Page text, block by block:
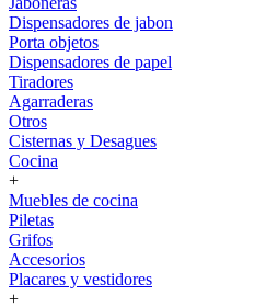
Dispensadores de jabon
Porta objetos
Dispensadores de papel
Tiradores
Agarraderas
Otros
Cisternas y Desagues
Cocina
+
Muebles de cocina
Piletas
Grifos
Accesorios
Placares y vestidores
+